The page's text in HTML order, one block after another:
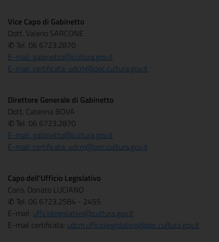
Vice Capo di Gabinetto
Dott. Valerio SARCONE
✆ Tel. 06 6723.2870
E-mail: gabinetto@cultura.gov.it
E-mail: certificata: udcm@pec.cultura.gov.it
Direttore Generale di Gabinetto
Dott. Caterina BOVA
✆ Tel. 06 6723.2870
E-mail: gabinetto@cultura.gov.it
E-mail: certificata: udcm@pec.cultura.gov.it
Capo dell'Ufficio Legislativo
Cons. Donato LUCIANO
✆ Tel. 06 6723.2584 - 2455
E-mail: ufficiolegislativo@cultura.gov.it
E-mail certificata: udcm.ufficiolegislativo@pec.cultura.gov.it